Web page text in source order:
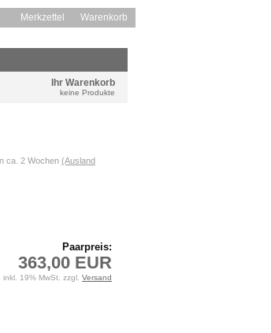
Merkzettel Warenkorb
Ihr Warenkorb
keine Produkte
ca. 2 Wochen (Ausland
Paarpreis:
363,00 EUR
inkl. 19% MwSt. zzgl. Versand